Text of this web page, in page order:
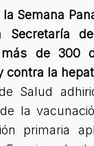
Semana
Secretaría
más de 300
contra la
Salud
la
primaria